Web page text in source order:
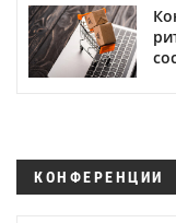
КОНФЕРЕНЦИИ